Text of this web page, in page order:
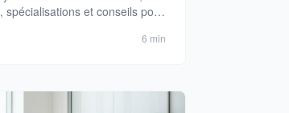
spécialisations et conseils pour
6 min